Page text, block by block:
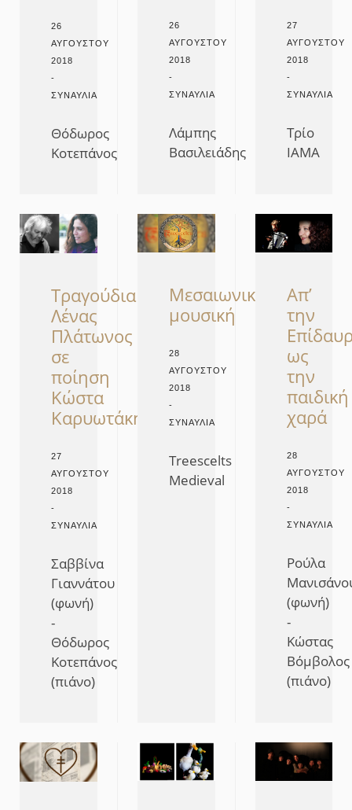
26
ΑΥΓΟΎΣΤΟΥ
2018
-
ΣΥΝΑΥΛΊΑ
Θόδωρος
Κοτεπάνος
26
ΑΥΓΟΎΣΤΟΥ
2018
-
ΣΥΝΑΥΛΊΑ
Λάμπης
Βασιλειάδης
27
ΑΥΓΟΎΣΤΟΥ
2018
-
ΣΥΝΑΥΛΊΑ
Τρίο
ΙΑΜΑ
Τραγούδια
Λένας
Πλάτωνος
σε
ποίηση
Κώστα
Καρυωτάκη
27
ΑΥΓΟΎΣΤΟΥ
2018
-
ΣΥΝΑΥΛΊΑ
Σαββίνα
Γιαννάτου
(φωνή)
-
Θόδωρος
Κοτεπάνος
(πιάνο)
Μεσαιωνική
μουσική
28
ΑΥΓΟΎΣΤΟΥ
2018
-
ΣΥΝΑΥΛΊΑ
Treescelts
Medieval
Aπ’
την
ως
την
παιδική
χαρά​
28
ΑΥΓΟΎΣΤΟΥ
2018
-
ΣΥΝΑΥΛΊΑ
Ρούλα
(φωνή)
-
Κώστας
Βόμβολος
(πιάνο)